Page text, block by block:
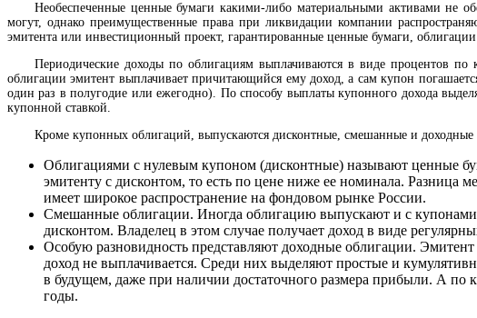
Необеспеченные ценные бумаги какими-либо материальными активами не
могут, однако преимущественные права при ликвидации компании
эмитента или инвестиционный проект, гарантированные ценные бумаги,
Периодические доходы по облигациям выплачиваются в виде процентов
облигации эмитент выплачивает причитающийся ему доход, а сам купон
один раз в полугодие или ежегодно). По способу выплаты купонного дохода
купонной ставкой.
Кроме купонных облигаций, выпускаются дисконтные, смешанные и доходные
Облигациями с нулевым купоном (дисконтные) называют ценные
эмитенту с дисконтом, то есть по цене ниже ее номинала. Разница
имеет широкое распространение на фондовом рынке России.
Смешанные облигации. Иногда облигацию выпускают и с
дисконтом. Владелец в этом случае получает доход в виде
Особую разновидность представляют доходные облигации.
доход не выплачивается. Среди них выделяют простые и
в будущем, даже при наличии достаточного размера прибыли. А
годы.